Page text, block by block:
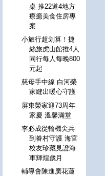
桌 推22道4地方
療癒美食住房專
案
小旅行超划算！捷
絲旅虎山館推4人
同行每人每晚800
元起
慈母手中線 白河榮
家縫出暖心守護
屏東榮家迎73周年
家慶 溫馨滿堂
李必成從輪機尖兵
到眷村守護 海官
校友珍藏見證海
軍輝煌歲月
輔導會陳進廣花蓮